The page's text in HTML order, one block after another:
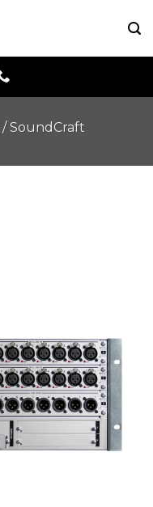
/SoundCraft